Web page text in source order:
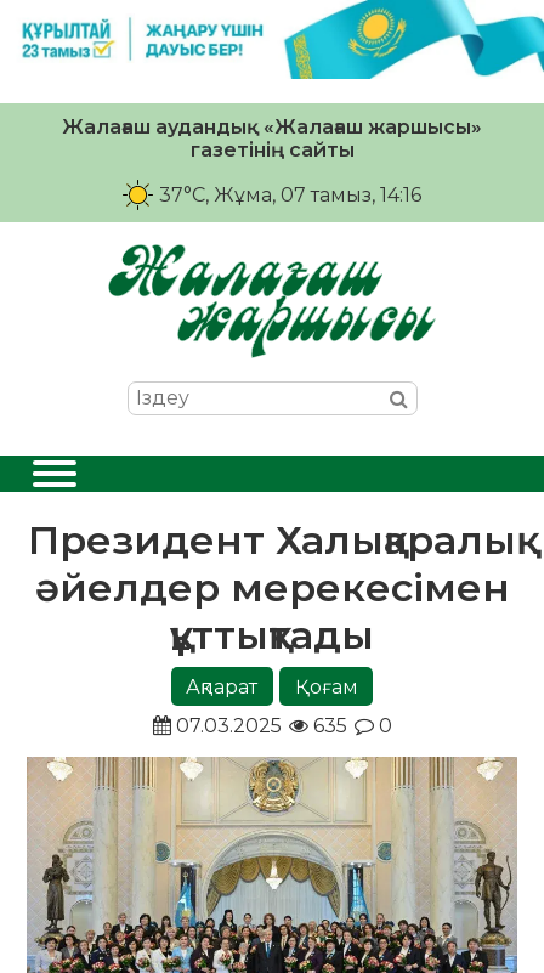
Жалағаш аудандық «Жалағаш жаршысы»
газетінің сайты
37°C, Жұма, 07 тамыз, 14:16
Президент Халықаралық
әйелдер мерекесімен
құттықтады
Ақпарат
Қоғам
07.03.2025
635 0